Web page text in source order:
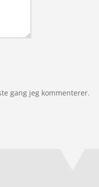
gang jeg kommenterer.